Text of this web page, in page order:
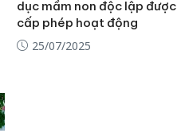
dục mầm non độc lập được
cấp phép hoạt động
25/07/2025